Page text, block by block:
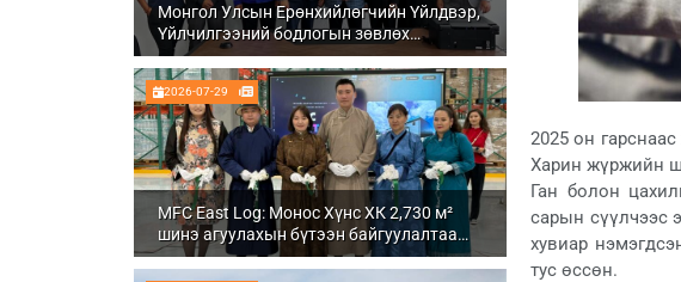
Монгол Улсын Ерөнхийлөгчийн Үйлдвэр,
Үйлчилгээний бодлогын зөвлөх
Ч.Даваабаяр Налайх дүүргийн
Үйлдвэрлэл, технологийн парк ХК болон
Налуу-Ухаа эдийн засгийн тусгай бүсэд
ажиллалаа
2026-07-29
MFC East Log: Монос Хүнс ХК 2,730 м²
шинэ агуулахын бүтээн байгуулалтаа
бүрэн дуусгаж, ашиглалтад орууллаа
2025 он
Харин жүржийн
Ган болон
сарын сүүлчээс
хувиар
тус өссөн.